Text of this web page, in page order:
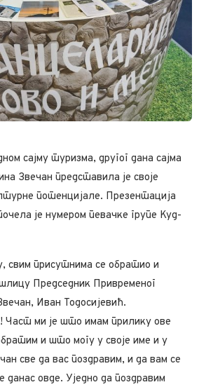
сајму туризма, другог дана сајма
Звечан представила је своје
потенцијале. Презентација
је нумером певачке групе Куд-
свим присутнима се обратио и
Председник Привременог
Иван Тодосијевић.
Част ми је што имам прилику ове
и што могу у своје име и у
све да вас поздравим, и да вам се
овде. Уједно да поздравим